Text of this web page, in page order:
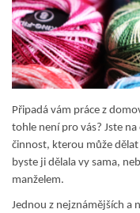
Připadá vám práce z
tohle není pro vás? Jste
činnost, kterou může
byste ji dělala vy sama,
manželem.
Jednou z nejznámějších a